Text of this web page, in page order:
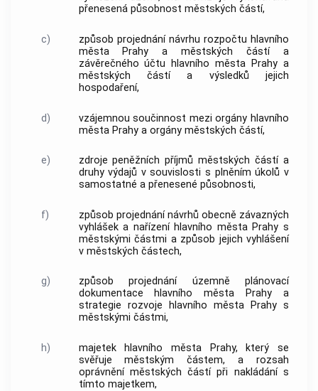
přenesená působnost městských částí,
c) způsob projednání návrhu rozpočtu hlavního
města Prahy a městských částí a
závěrečného účtu hlavního města Prahy a
městských částí a výsledků jejich
hospodaření,
d) vzájemnou součinnost mezi orgány hlavního
města Prahya orgány městských částí,
e)
zdroje peněžních příjmů městských částí a
druhy výdajů v souvislosti s plněním úkolů v
samostatné a přenesené působnosti,
f)
způsob projednání návrhů obecně závazných
vyhlášek a nařízení hlavního města Prahy s
městskými částmi a způsob jejich vyhlášení
v městských částech,
g)
způsob projednání územně plánovací
dokumentace hlavního města Prahy a
strategie rozvoje
hlavního města Prahys
městskými částmi,
h) majetek hlavního města Prahy, který se
svěřuje městským částem, a rozsah
oprávnění městských částí při nakládání s
tímto majetkem,